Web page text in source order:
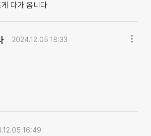
다가 옵니다
2024.12.05 18:33
16:49